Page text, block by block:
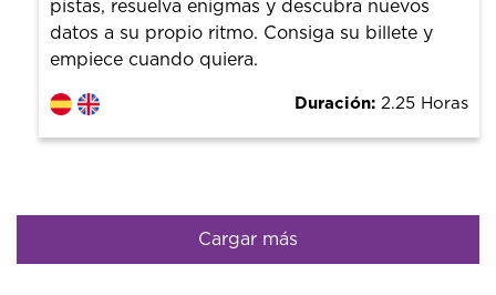
pistas, resuelva enigmas y descubra nuevos
datos a su propio ritmo. Consiga su billete y
empiece cuando quiera.
Duración: 2.25 Horas
Cargar más